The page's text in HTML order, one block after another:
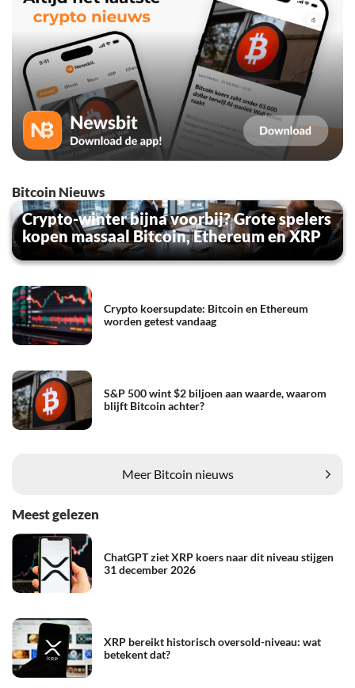
Bitcoin Nieuws
Crypto-winter bijna voorbij? Grote spelers
kopen massaal Bitcoin, Ethereum en XRP
Crypto koersupdate: Bitcoin en Ethereum
worden getest vandaag
S&P 500 wint $2 biljoen aan waarde, waarom
blijft Bitcoin achter?
Meer Bitcoin nieuws
Meest gelezen
ChatGPT ziet XRP koers naar dit niveau stijgen
31 december 2026
XRP bereikt historisch oversold-niveau: wat
betekent dat?